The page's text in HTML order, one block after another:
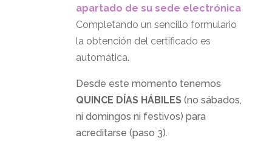
apartado de su sede electrónica
Completando un sencillo formulario
la obtención del certificado es
automática.
Desde este momento tenemos
QUINCE DÍAS HÁBILES (no sábados,
ni domingos ni festivos) para
acreditarse (paso 3).